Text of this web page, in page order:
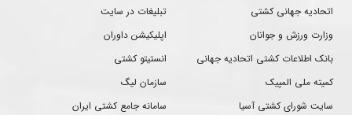
اتحادیه جهانی کشتی
وزارت ورزش و جوانان
بانک اطلاعات کشتی اتحادیه جهانی
کمیته ملی المپیک
سایت شورای کشتی آسیا
تبلیغات در سایت
اپلیکیشن داوران
انستیتو کشتی
سازمان لیگ
سامانه جامع کشتی ایران